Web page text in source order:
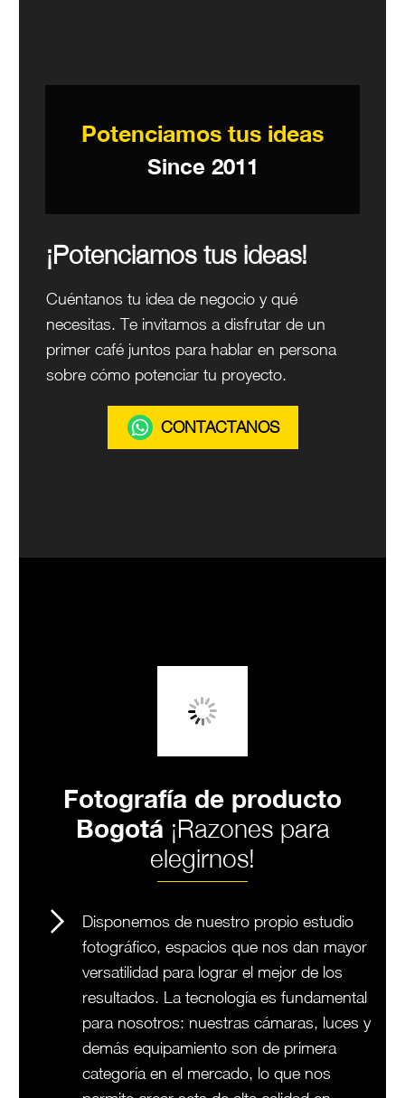
Potenciamos tus ideas
Since 2011
¡Potenciamos tus ideas!
Cuéntanos tu idea de negocio y qué
necesitas. Te invitamos a disfrutar de un
primer café juntos para hablar en persona
sobre cómo potenciar tu proyecto.
CONTACTANOS
Fotografía de producto
Bogotá ¡Razones para
elegirnos!
Disponemos de nuestro propio estudio
fotográfico, espacios que nos dan mayor
versatilidad para lograr el mejor de los
resultados. La tecnología es fundamental
para nosotros: nuestras cámaras, luces y
demás equipamiento son de primera
categoría en el mercado, lo que nos